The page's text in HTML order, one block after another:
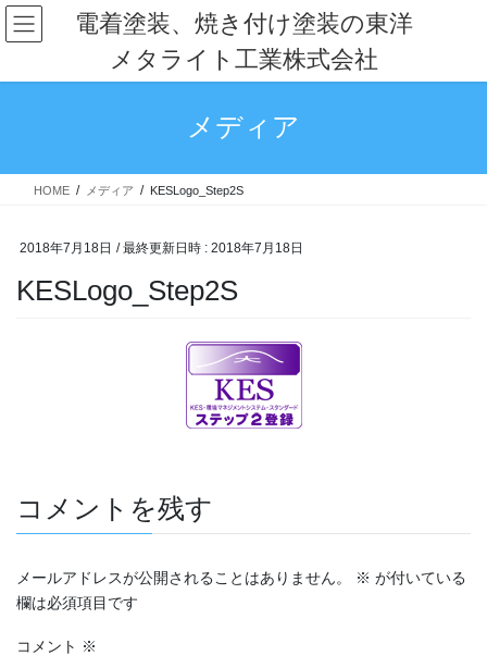
コ
ン
ン
ナ
ビ
ー
電着塗装、焼き付け塗装の東洋
メタライト工業株式会社
メディア
HOME メディア KESLogo_Step2S
2018年7月18日 / 最終更新日時 : 2018年7月18日
KESLogo_Step2S
コメントを残す
メールアドレスが公開されることはありません。 ※ が付いている
欄は必須項目です
コメント ※